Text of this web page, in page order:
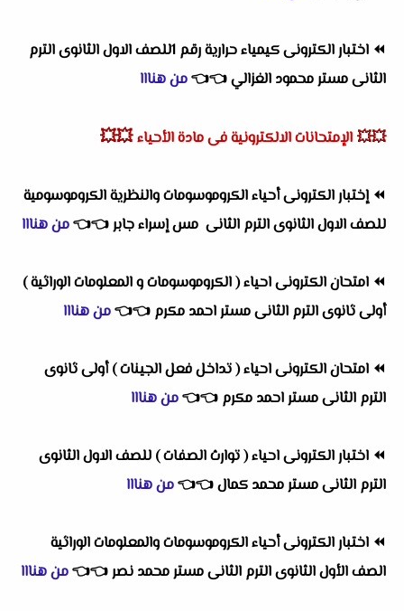
⏪
اختبار الكترونى كيمياء حرارية رقم 1للصف الاول الثانوى الترم
الثانى مستر محمود الغزالي👈
👈من هنااا
💥💥 الإمتحانات الالكترونية فى مادة الأحياء 💥💥
⏪إختبار الكترونى أحياء الكروموسومات والنظرية الكروموسومية
للصف الاول الثانوى الترم الثانى مس إسراء جابر👈
👈من هنااا
⏪ امتحان الكترونى احياء ( الكروموسومات و المعلومات الوراثية )
أولى ثانوى الترم الثانى مستر احمد مكرم 👈
👈من هنااا
⏪ امتحان الكترونى احياء ( تداخل فعل الجينات ) أولى ثانوى
الترم الثانى مستر احمد مكرم 👈
👈من هنااا
⏪ اختبار الكترونى احياء ( توارث الصفات ) للصف الاول الثانوى
الترم الثانى مستر محمد كمال👈
👈من هنااا
⏪ اختبار الكترونى أحياء الكروموسومات والمعلومات الوراثية
الصف الأول الثانوى الترم الثانى مستر محمد نصر👈
👈من هنااا